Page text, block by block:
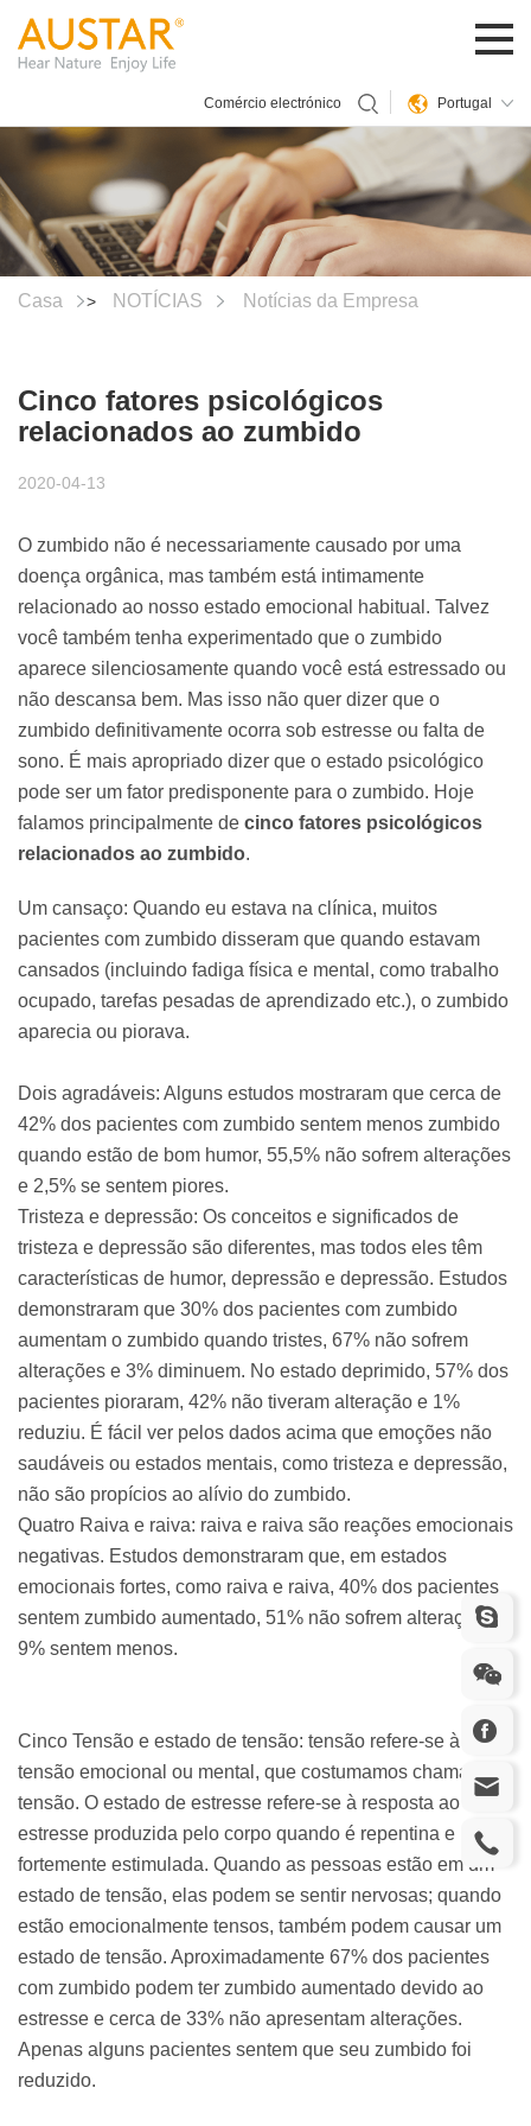
Comércio electrónico Portugal
Casa > NOTÍCIAS Notícias da Empresa
Cinco fatores psicológicos
relacionados ao zumbido
2020-04-13
O zumbido não é necessariamente causado por uma
doença orgânica, mas também está intimamente
relacionado ao nosso estado emocional habitual. Talvez
você também tenha experimentado que o zumbido
aparece silenciosamente quando você está estressado ou
não descansa bem. Mas isso não quer dizer que o
zumbido definitivamente ocorra sob estresse ou falta de
sono. É mais apropriado dizer que o estado psicológico
pode ser um fator predisponente para o zumbido. Hoje
falamos principalmente de cinco fatores psicológicos
relacionados ao zumbido.
Um cansaço: Quando eu estava na clínica, muitos
pacientes com zumbido disseram que quando estavam
cansados (incluindo fadiga física e mental, como trabalho
ocupado, tarefas pesadas de aprendizado etc.), o zumbido
aparecia ou piorava.
Dois agradáveis: Alguns estudos mostraram que cerca de
42% dos pacientes com zumbido sentem menos zumbido
quando estão de bom humor, 55,5% não sofrem alterações
e 2,5% se sentem piores.
Tristeza e depressão: Os conceitos e significados de
tristeza e depressão são diferentes, mas todos eles têm
características de humor, depressão e depressão. Estudos
demonstraram que 30% dos pacientes com zumbido
aumentam o zumbido quando tristes, 67% não sofrem
alterações e 3% diminuem. No estado deprimido, 57% dos
pacientes pioraram, 42% não tiveram alteração e 1%
reduziu. É fácil ver pelos dados acima que emoções não
saudáveis ou estados mentais, como tristeza e depressão,
não são propícios ao alívio do zumbido.
Quatro Raiva e raiva: raiva e raiva são reações emocionais
negativas. Estudos demonstraram que, em estados
emocionais fortes, como raiva e raiva, 40% dos pacientes
sentem zumbido aumentado, 51% não sofrem alterações e
9% sentem menos.
Cinco Tensão e estado de tensão: tensão refere-se à
tensão emocional ou mental, que costumamos chamar de
tensão. O estado de estresse refere-se à resposta ao
estresse produzida pelo corpo quando é repentina e
fortemente estimulada. Quando as pessoas estão em um
estado de tensão, elas podem se sentir nervosas; quando
estão emocionalmente tensos, também podem causar um
estado de tensão. Aproximadamente 67% dos pacientes
com zumbido podem ter zumbido aumentado devido ao
estresse e cerca de 33% não apresentam alterações.
Apenas alguns pacientes sentem que seu zumbido foi
reduzido.